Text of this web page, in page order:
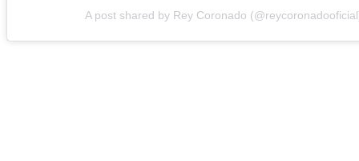
A post shared by Rey Coronado